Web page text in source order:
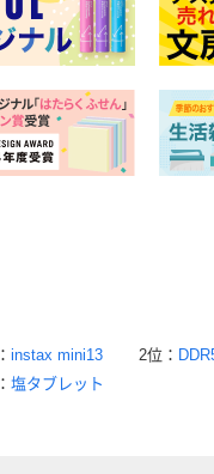
instax mini13 2位：
塩タブレット